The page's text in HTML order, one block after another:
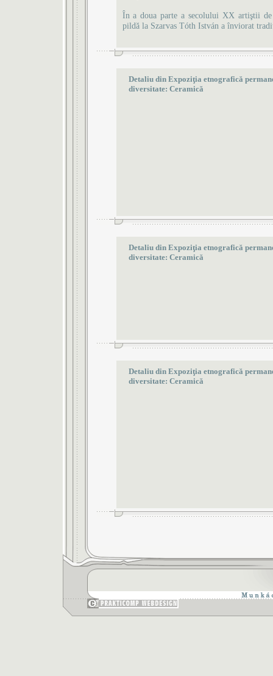
În a doua parte a secolului XX artiştii
pildă la Szarvas Tóth István a înviorat
Detaliu din Expoziţia etnografică
diversitate: Ceramică
Detaliu din Expoziţia etnografică
diversitate: Ceramică
Detaliu din Expoziţia etnografică
diversitate: Ceramică